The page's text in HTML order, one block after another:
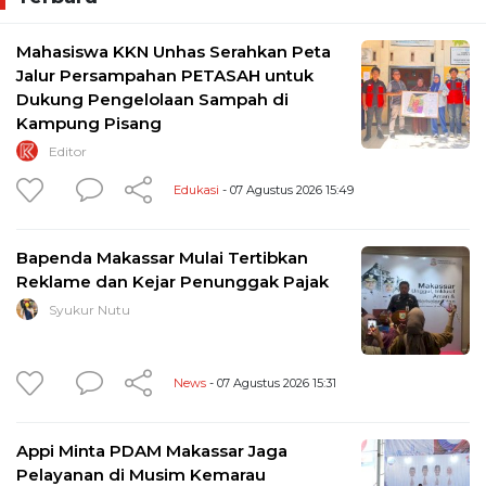
Mahasiswa KKN Unhas Serahkan Peta
Jalur Persampahan PETASAH untuk
Dukung Pengelolaan Sampah di
Kampung Pisang
Editor
Edukasi - 07 Agustus 2026 15:49
Bapenda Makassar Mulai Tertibkan
Reklame dan Kejar Penunggak Pajak
Syukur Nutu
News - 07 Agustus 2026 15:31
Appi Minta PDAM Makassar Jaga
Pelayanan di Musim Kemarau